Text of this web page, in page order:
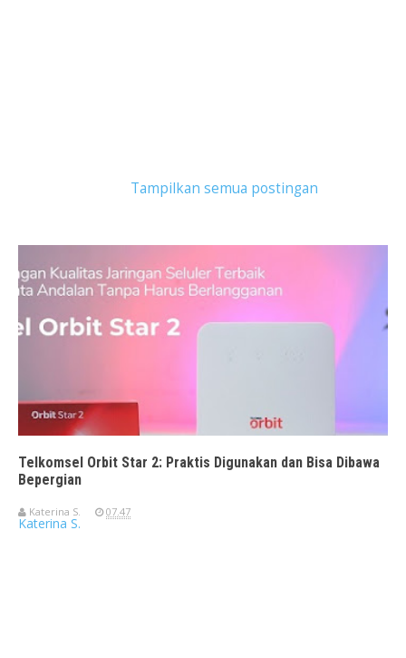
Tampilkan semua postingan
Telkomsel Orbit Star 2: Praktis Digunakan dan Bisa Dibawa
Bepergian
Katerina S. 07.47
Katerina S.